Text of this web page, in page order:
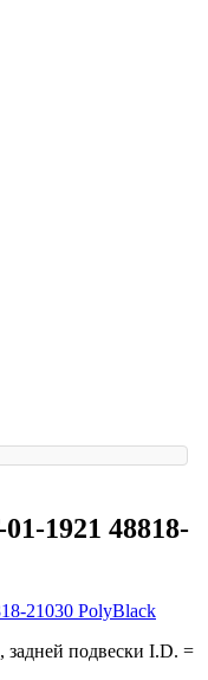
1921 48818-
задней подвески I.D. =